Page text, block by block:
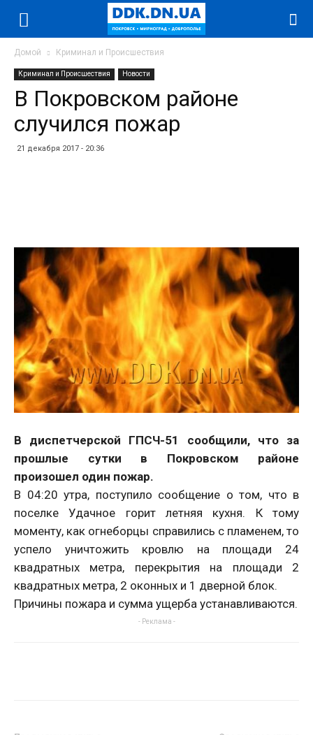
Домой Криминал и Происшествия
Криминал и Происшествия Новости
В Покровском районе
случился пожар
21 декабря 2017 - 20:36
В диспетчерской ГПСЧ-51 сообщили, что за
прошлые сутки в Покровском районе
произошел один пожар.
В 04:20 утра, поступило сообщение о том, что в
поселке Удачное горит летняя кухня. К тому
моменту, как огнеборцы справились с пламенем, то
успело уничтожить кровлю на площади 24
квадратных метра, перекрытия на площади 2
квадратных метра, 2 оконных и 1 дверной блок.
Причины пожара и сумма ущерба устанавливаются.
- Реклама -